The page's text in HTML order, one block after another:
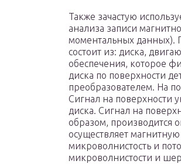
Также зачастую
анализа записи
моментальных данных).
состоит из: диска,
обеспечения, которое
диска по поверхности
преобразователем. На
Сигнал на поверхности
диска. Сигнал на
образом, производится
осуществляет
микроволнистость и
микроволнистости и